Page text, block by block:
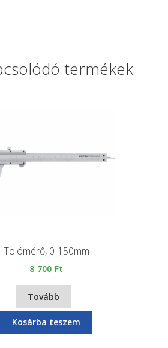
termékek
Tolómérő, 0-150mm
8 700 Ft
Tovább
Kosárba teszem